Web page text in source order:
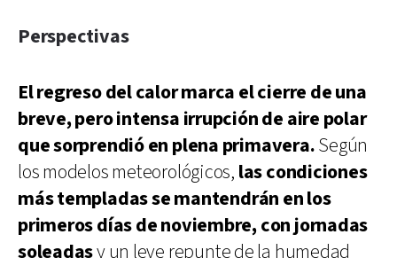
Perspectivas
El regreso del calor marca el cierre de una
breve, pero intensa irrupción de aire polar
que sorprendió en plena primavera.Según
los modelos meteorológicos, las condiciones
más templadas se mantendrán en los
primeros días de noviembre, con jornadas
soleadasy un leve repunte de la humedad